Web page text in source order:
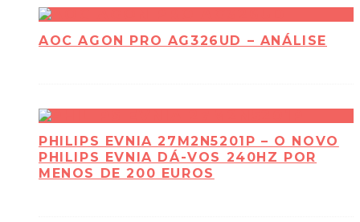
AOC AGON PRO AG326UD – ANÁLISE
PHILIPS EVNIA 27M2N5201P – O NOVO
PHILIPS EVNIA DÁ-VOS 240HZ POR
MENOS DE 200 EUROS